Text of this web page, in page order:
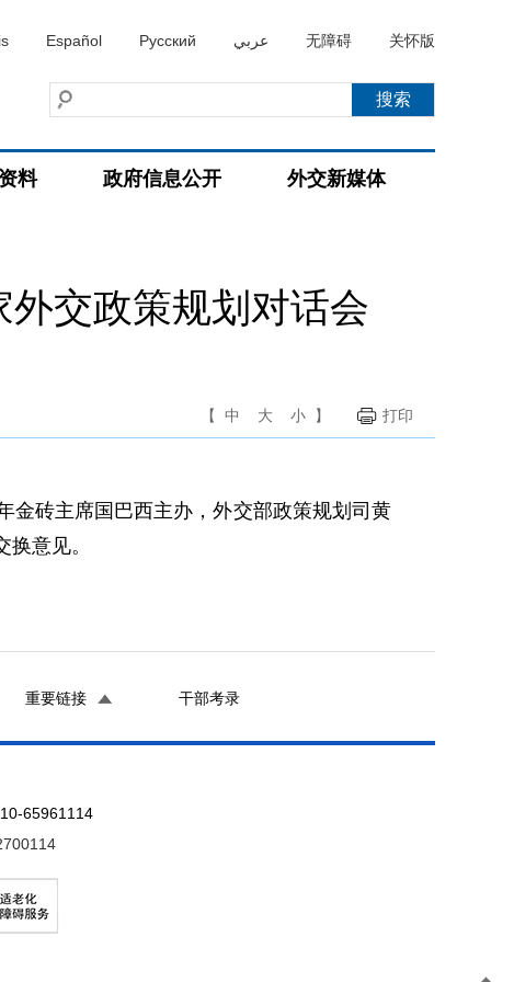
Español Русский عربي 无障碍 关怀版
资料 政府信息公开 外交新媒体
交政策规划对话会
【 中 大 小 】 打印
金砖主席国巴西主办，外交部政策规划司黄
意见。
重要链接 干部考录
65961114